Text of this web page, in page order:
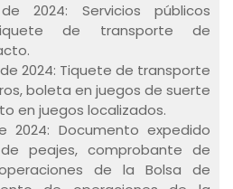
2024: Servicios públicos
de transporte de
2024: Tiquete de transporte
boleta en juegos de suerte
en juegos localizados.
2024: Documento expedido
peajes, comprobante de
de la Bolsa de